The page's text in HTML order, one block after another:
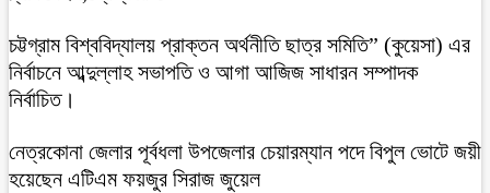
চট্টগ্রাম বিশ্ববিদ্যালয় প্রাক্তন অর্থনীতি ছাত্র সমিতি” (কুয়েসা) এর
নির্বাচনে আব্দুল্লাহ সভাপতি ও আগা আজিজ সাধারন সম্পাদক
নির্বাচিত।
নেত্রকোনা জেলার পূর্বধলা উপজেলার চেয়ারম্যান পদে বিপুল ভোটে জয়ী
হয়েছেন এটিএম ফয়জুর সিরাজ জুয়েল